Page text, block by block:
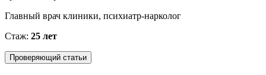
Главный врач клиники, психиатр-нарколог
Стаж: 25 лет
Проверяющий статьи